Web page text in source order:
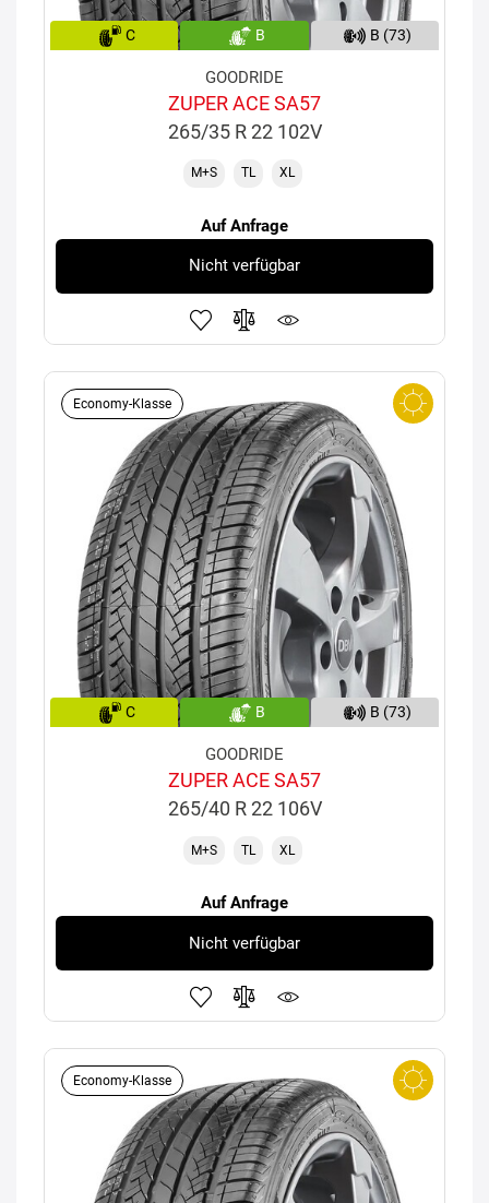
C B B (73)
GOODRIDE
ZUPER ACE SA57
265/35 R 22 102V
M+S TL XL
Auf Anfrage
Nicht verfügbar
Economy-Klasse
C B B (73)
GOODRIDE
ZUPER ACE SA57
265/40 R 22 106V
M+S TL XL
Auf Anfrage
Nicht verfügbar
Economy-Klasse